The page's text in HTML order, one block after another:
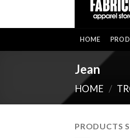
HOME
Jean
HOME /
PRODUCTS